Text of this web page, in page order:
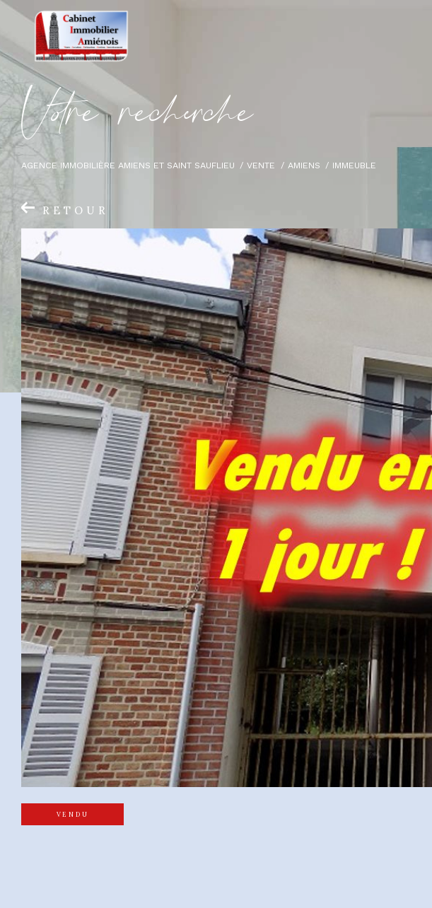
Vore recece
AGENCE IMMOBILIÈRE AMIENS ET SAINT SAUFLIEU VENTE AMIENS IMMEUBLE
RETOUR
VENDU